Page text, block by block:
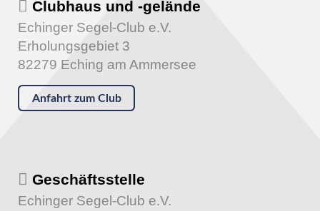
Clubhaus und -gelände
Echinger Segel-Club e.V.
Erholungsgebiet 3
82279 Eching am Ammersee
Anfahrt zum Club
Geschäftsstelle
Echinger Segel-Club e.V.